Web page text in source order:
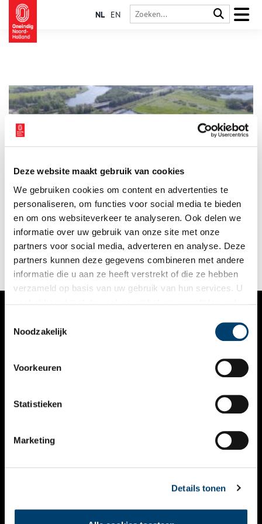
Deze website maakt gebruik van cookies
We gebruiken cookies om content en advertenties te
personaliseren, om functies voor social media te bieden
en om ons websiteverkeer te analyseren. Ook delen we
informatie over uw gebruik van onze site met onze
partners voor social media, adverteren en analyse. Deze
partners kunnen deze gegevens combineren met andere
informatie die u aan ze heeft verstrekt of die ze hebben
verzameld op basis van uw gebruik van hun services. U
Noodzakelijk
Voorkeuren
Statistieken
Marketing
Details tonen
NL EN
Het Fort bij de Liebrug ligt aan de spoorlijn Haarlem-
Amsterdam, de oudste spoorverbinding van ons land. Het
moest zowel de spoorlijn, de weg tussen Amsterdam en
Haarlem én de nabijgelegen trekvaart verdedigen. Fort bij de
Liebrug behoort tot het Westfront van de Stelling van
Amsterdam.
VERHALEN
KALENDER
THEMA’S
VIDEO’S
CONTACT